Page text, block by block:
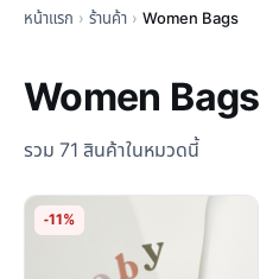
หน้าแรก › ร้านค้า › Women Bags
Women Bags
รวม 71 สินค้าในหมวดนี้
-11%